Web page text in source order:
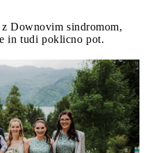
Downovim sindromom,
in tudi poklicno pot.